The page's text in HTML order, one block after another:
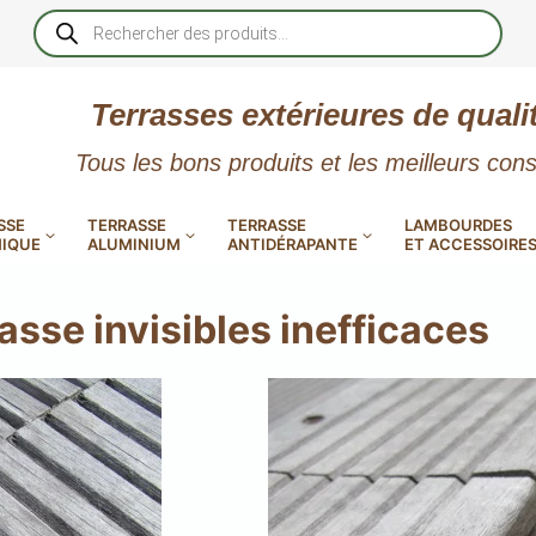
Recherche
de
produits
Terrasses extérieures de
Tous les bons produits et les meilleurs
EN
TERRASSE
ALUMINIUM
TERRASSE
ANTIDÉRAPANTE
LAMBOURDES
ET ACCESSOIRES
PVC
CALES RÉGLABLES
POUR TERRASSE
LAMES DE BARDAGE
XTRACLAD « CLIN »
invisibles inefficaces